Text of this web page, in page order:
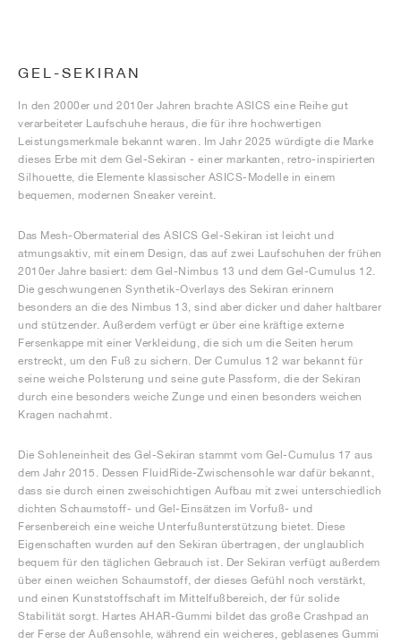
GEL-SEKIRAN
In den 2000er und 2010er Jahren brachte ASICS eine Reihe gut
verarbeiteter Laufschuhe heraus, die für ihre hochwertigen
Leistungsmerkmale bekannt waren. Im Jahr 2025 würdigte die Marke
dieses Erbe mit dem Gel-Sekiran - einer markanten, retro-inspirierten
Silhouette, die Elemente klassischer ASICS-Modelle in einem
bequemen, modernen Sneaker vereint.
Das Mesh-Obermaterial des ASICS Gel-Sekiran ist leicht und
atmungsaktiv, mit einem Design, das auf zwei Laufschuhen der frühen
2010er Jahre basiert: dem Gel-Nimbus 13 und dem Gel-Cumulus 12.
Die geschwungenen Synthetik-Overlays des Sekiran erinnern
besonders an die des Nimbus 13, sind aber dicker und daher haltbarer
und stützender. Außerdem verfügt er über eine kräftige externe
Fersenkappe mit einer Verkleidung, die sich um die Seiten herum
erstreckt, um den Fuß zu sichern. Der Cumulus 12 war bekannt für
seine weiche Polsterung und seine gute Passform, die der Sekiran
durch eine besonders weiche Zunge und einen besonders weichen
Kragen nachahmt.
Die Sohleneinheit des Gel-Sekiran stammt vom Gel-Cumulus 17 aus
dem Jahr 2015. Dessen FluidRide-Zwischensohle war dafür bekannt,
dass sie durch einen zweischichtigen Aufbau mit zwei unterschiedlich
dichten Schaumstoff- und Gel-Einsätzen im Vorfuß- und
Fersenbereich eine weiche Unterfußunterstützung bietet. Diese
Eigenschaften wurden auf den Sekiran übertragen, der unglaublich
bequem für den täglichen Gebrauch ist. Der Sekiran verfügt außerdem
über einen weichen Schaumstoff, der dieses Gefühl noch verstärkt,
und einen Kunststoffschaft im Mittelfußbereich, der für solide
Stabilität sorgt. Hartes AHAR-Gummi bildet das große Crashpad an
der Ferse der Außensohle, während ein weicheres, geblasenes Gummi